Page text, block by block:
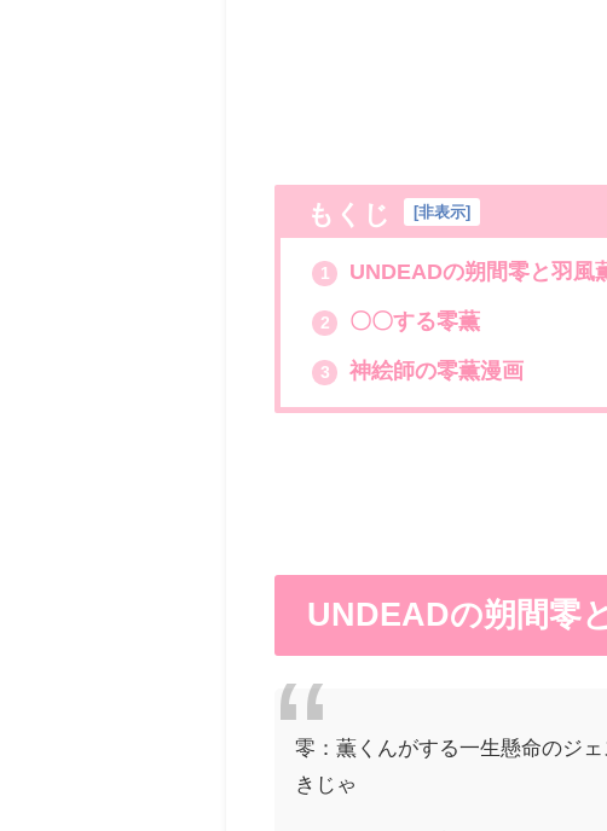
もくじ [非表示]
1 UNDEADの朔間零と羽風
2 〇〇する零薫
3 神絵師の零薫漫画
UNDEADの朔間零
零：薫くんがする一生懸命のジ
きじゃ